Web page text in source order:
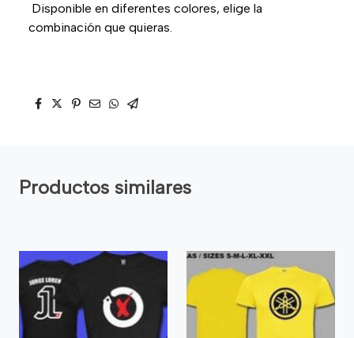
Disponible en diferentes colores, elige la
combinación que quieras.
Productos similares